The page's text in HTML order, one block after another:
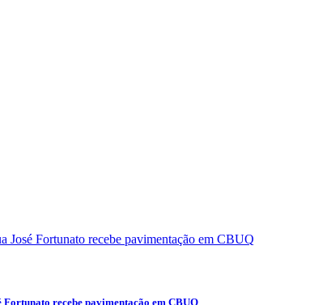
Fortunato recebe pavimentação em CBUQ